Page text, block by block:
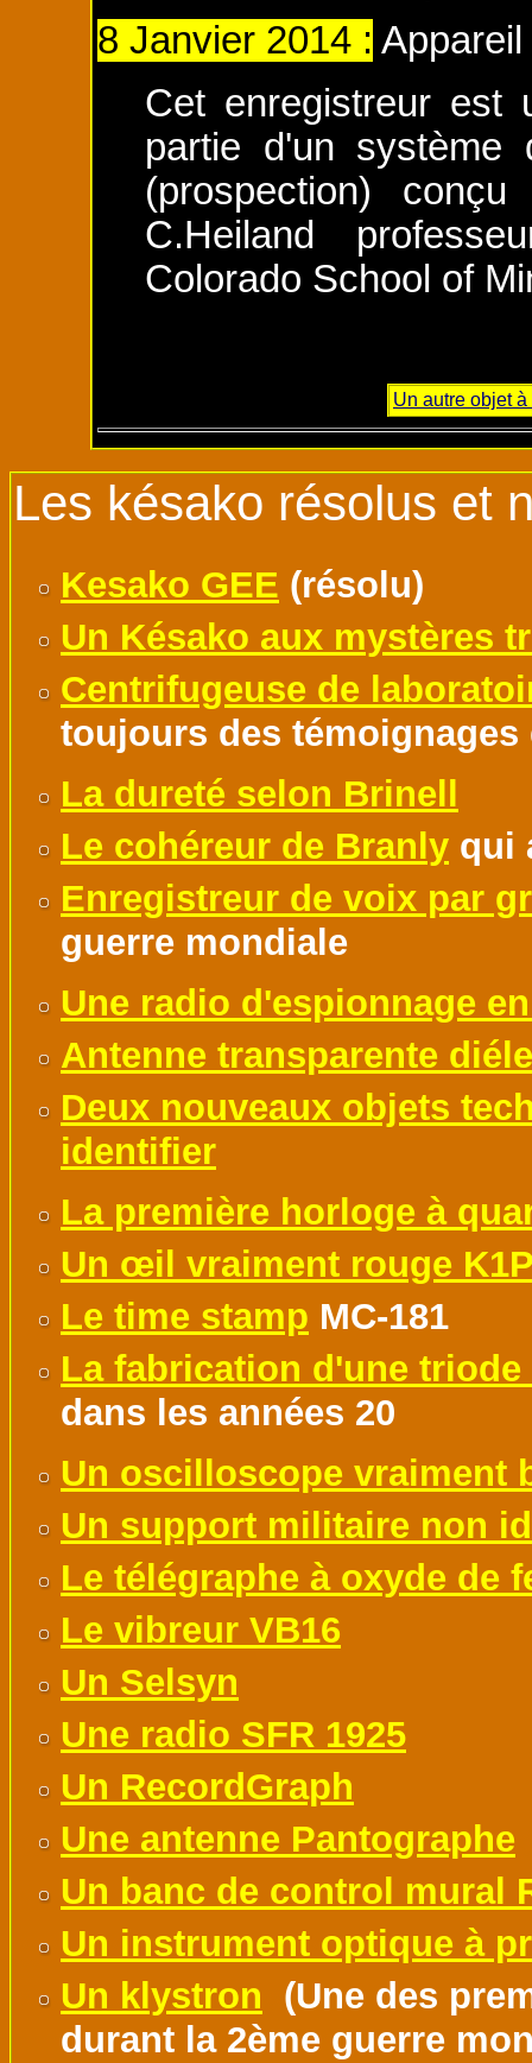
8 Janvier 2014 :
Cet enregistreur est
partie d'un système
(prospection)
C.Heiland
Colorado School of
Un autre objet
Les késako résolus et
Kesako GEE (résolu)
Un Késako aux mystères
Centrifugeuse de
toujours des témoignages
La dureté selon Brinell
Le cohéreur de Branly qui
Enregistreur de voix par
guerre mondiale
Une radio d'espionnage
Antenne transparente
Deux nouveaux objets
identifier
La première horloge à
Un œil vraiment rouge
Le time stamp MC-181
La fabrication d'une
dans les années 20
Un oscilloscope vraiment
Un support militaire non
Le télégraphe à oxyde de
Le vibreur VB16
Un Selsyn
Une radio SFR 1925
Un RecordGraph
Une antenne Pantographe
Un banc de control mural
Un instrument optique à
Un klystron (Une des
durant la 2ème guerre